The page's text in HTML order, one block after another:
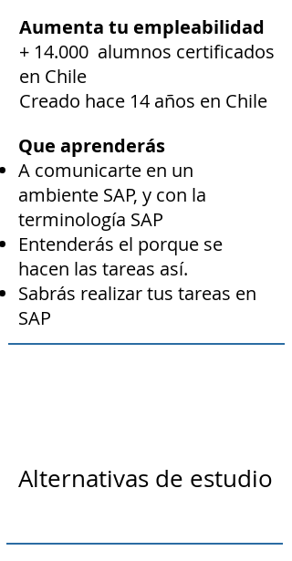
Aumenta tu empleabilidad
+ 14.000 alumnos certificados
en Chile
Creado hace 14 años en Chile
Que aprenderás
A comunicarte en un
ambiente SAP, y con la
terminología SAP
Entenderás el porque se
hacen las tareas así.
Sabrás realizar tus tareas en
SAP
Alternativas de estudio